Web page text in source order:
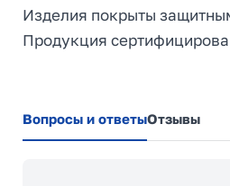
Изделия покрыты
Продукция
Вопросы и ответыОтзывы